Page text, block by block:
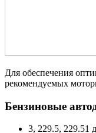
Для обеспечения
рекомендуемых
Бензиновые
3, 229.5, 229.51